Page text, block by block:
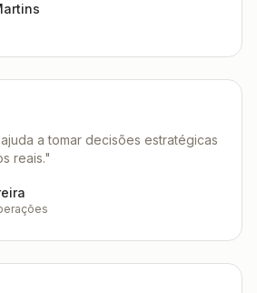
a tomar decisões estratégicas
reais."